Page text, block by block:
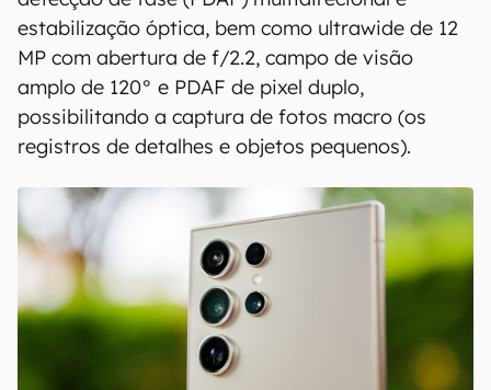
estabilização óptica, bem como ultrawide de 12
MP com abertura de f/2.2, campo de visão
amplo de 120° e PDAF de pixel duplo,
possibilitando a captura de fotos macro (os
registros de detalhes e objetos pequenos).